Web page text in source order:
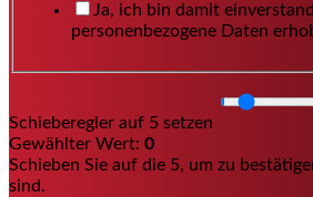
Ja, ich bin damit
personenbezogene Daten
Schieberegler auf 5 setzen
Gewählter Wert: 0
Schieben Sie auf die 5, um zu
sind.